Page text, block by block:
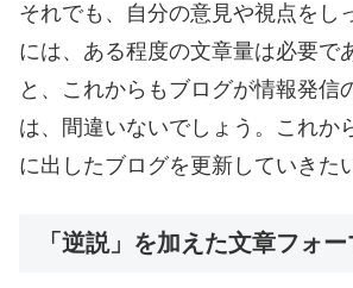
それでも、自分の意見や視点をし
には、ある程度の文章量は必要で
と、これからもブログが情報発信
は、間違いないでしょう。これか
に出したブログを更新していきた
「逆説」を加えた文章フォー